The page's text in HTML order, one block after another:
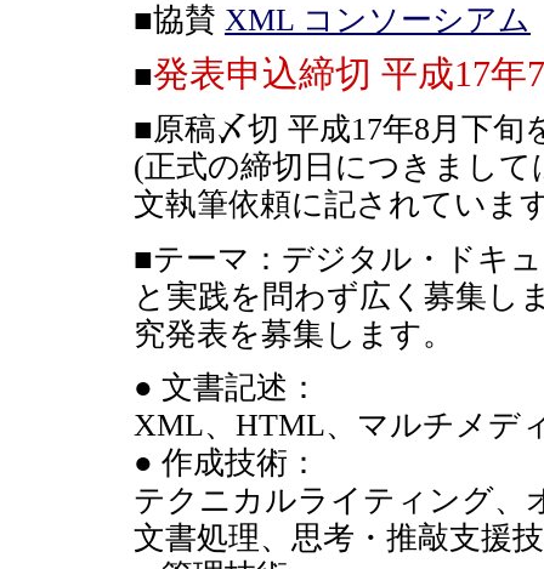
■協賛 XML コンソーシアム
■発表申込締切 平成17年
■原稿〆切 平成17年8月下旬
(正式の締切日につきまし
文執筆依頼に記されていま
■テーマ：デジタル・ドキ
と実践を問わず広く募集し
究発表を募集します。
● 文書記述：
XML、HTML、マルチメデ
● 作成技術：
テクニカルライティング、
文書処理、思考・推敲支援